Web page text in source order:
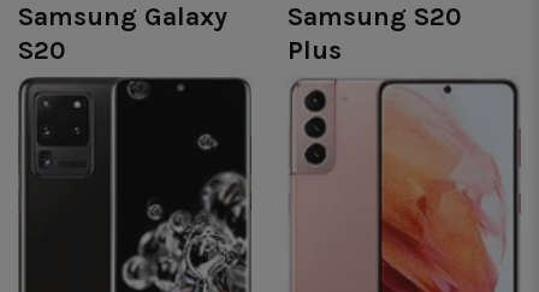
Samsung Galaxy
S20
Samsung S20
Plus